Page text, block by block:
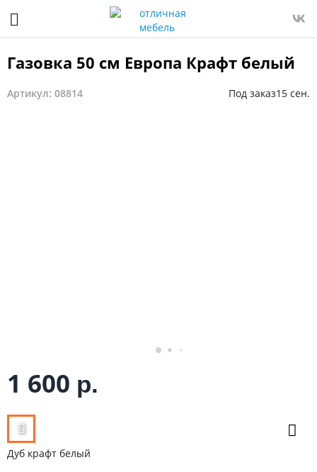
Газовка 50 см Европа Крафт белый
Артикул: 08814 Под заказ15 сен.
1 600 р.
Дуб крафт белый